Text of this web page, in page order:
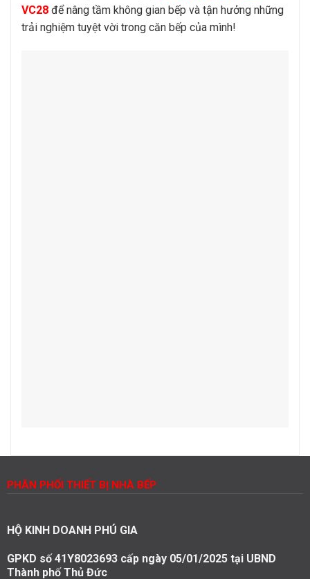
VC28 để nâng tầm không gian bếp và tận hưởng những
trải nghiệm tuyệt vời trong căn bếp của mình!
PHÂN PHỐI THIẾT BỊ NHÀ BẾP
HỘ KINH DOANH PHÚ GIA
GPKD số 41Y8023693 cấp ngày 05/01/2025 tại UBND
Thành phố Thủ Đức